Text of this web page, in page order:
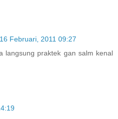
16 Februari, 2011 09:27
langsung praktek gan salm kenal